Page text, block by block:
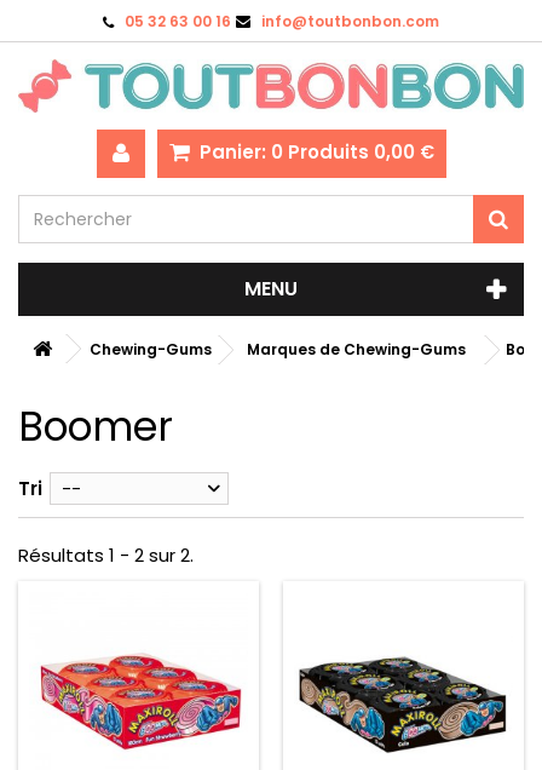
05 32 63 00 16 info@toutbonbon.com
Panier: 0 Produits 0,00 €
MENU
Chewing-Gums Marques de Chewing-Gums
Boomer
Tri --
Résultats 1 - 2 sur 2.